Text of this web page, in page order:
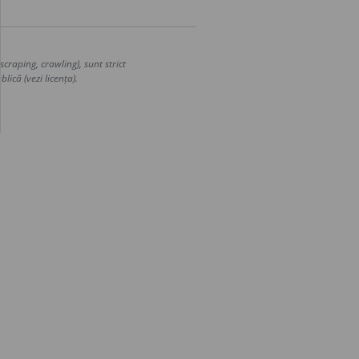
crawling), sunt strict
(vezi licența).